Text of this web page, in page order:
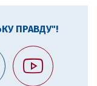
ПРАВДУ"!